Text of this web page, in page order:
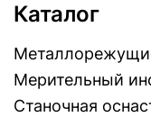
Каталог
Мерительный
Станочная